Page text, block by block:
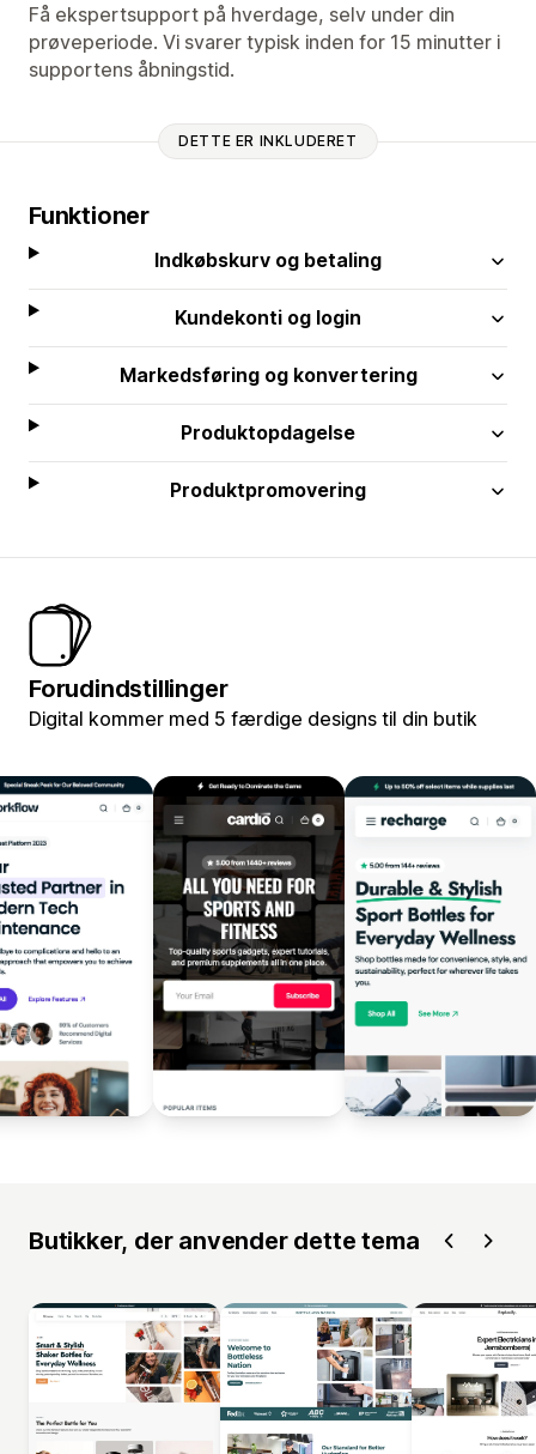
Få ekspertsupport på hverdage, selv under din
prøveperiode. Vi svarer typisk inden for 15 minutter i
supportens åbningstid.
DETTE ER INKLUDERET
Funktioner
Indkøbskurv og betaling
Kundekonti og login
Markedsføring og konvertering
Produktopdagelse
Produktpromovering
Forudindstillinger
Digital kommer med 5 færdige designs til din butik
Butikker, der anvender dette tema